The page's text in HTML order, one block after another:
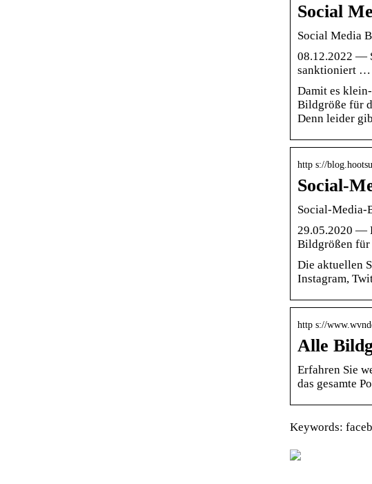
Social
Social Media
08.12.2022 —
sanktioniert …
Damit es
Bildgröße für
Denn leider
http s://
Social-
Social-Media-
29.05.2020 —
Bildgrößen für
Die aktuellen
Instagram,
http s://
Alle
Erfahren Sie
das gesamte
Keywords: